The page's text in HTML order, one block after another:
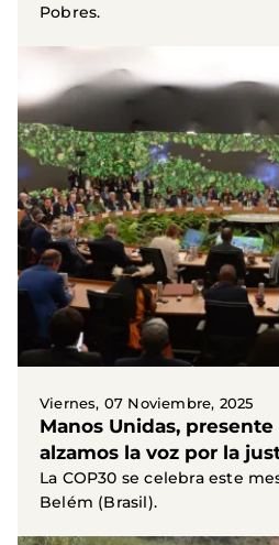
Pobres.
Viernes, 07 Noviembre, 2025
Manos Unidas, presente
alzamos la voz por la
La COP30 se celebra este
Belém (Brasil).